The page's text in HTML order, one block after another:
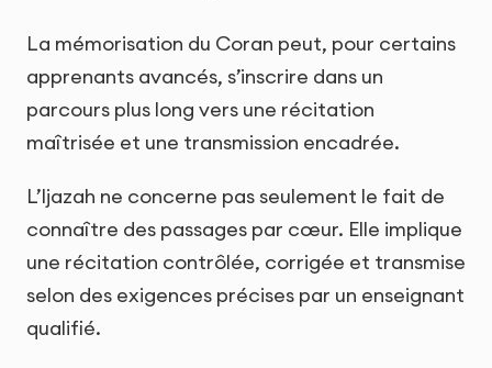
La mémorisation du Coran peut, pour certains
apprenants avancés, s’inscrire dans un
parcours plus long vers une récitation
maîtrisée et une transmission encadrée.
L’Ijazah ne concerne pas seulement le fait de
connaître des passages par cœur. Elle implique
une récitation contrôlée, corrigée et transmise
selon des exigences précises par un enseignant
qualifié.